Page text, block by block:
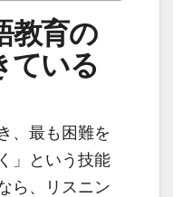
教育の
ている
、最も困難を
」という技能
ら、リスニン